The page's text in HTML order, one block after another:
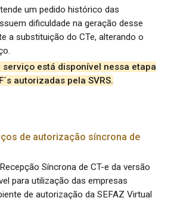
um pedido histórico das
dificuldade na geração desse
a substituição do CTe, alterando o
serviço está disponível nessa etapa
autorizadas pela SVRS.
de autorização síncrona de
Síncrona de CT-e da versão
para utilização das empresas
de autorização da SEFAZ Virtual